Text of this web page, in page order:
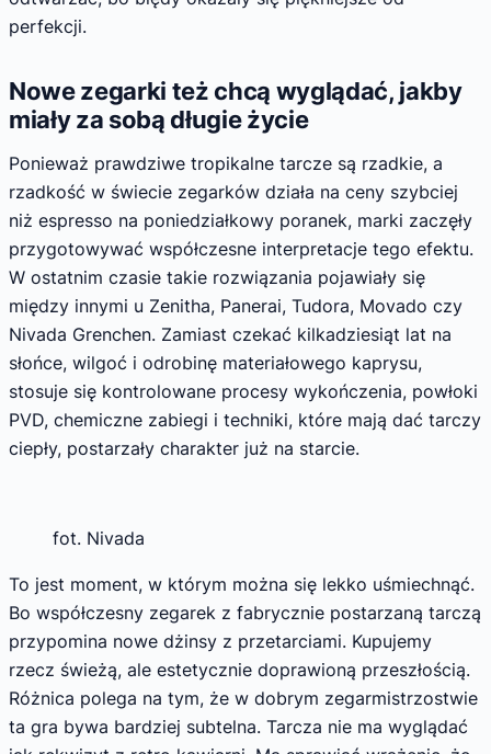
perfekcji.
Nowe zegarki też chcą wyglądać, jakby
miały za sobą długie życie
Ponieważ prawdziwe tropikalne tarcze są rzadkie, a
rzadkość w świecie zegarków działa na ceny szybciej
niż espresso na poniedziałkowy poranek, marki zaczęły
przygotowywać współczesne interpretacje tego efektu.
W ostatnim czasie takie rozwiązania pojawiały się
między innymi u Zenitha, Panerai, Tudora, Movado czy
Nivada Grenchen. Zamiast czekać kilkadziesiąt lat na
słońce, wilgoć i odrobinę materiałowego kaprysu,
stosuje się kontrolowane procesy wykończenia, powłoki
PVD, chemiczne zabiegi i techniki, które mają dać tarczy
ciepły, postarzały charakter już na starcie.
fot. Nivada
To jest moment, w którym można się lekko uśmiechnąć.
Bo współczesny zegarek z fabrycznie postarzaną tarczą
przypomina nowe dżinsy z przetarciami. Kupujemy
rzecz świeżą, ale estetycznie doprawioną przeszłością.
Różnica polega na tym, że w dobrym zegarmistrzostwie
ta gra bywa bardziej subtelna. Tarcza nie ma wyglądać